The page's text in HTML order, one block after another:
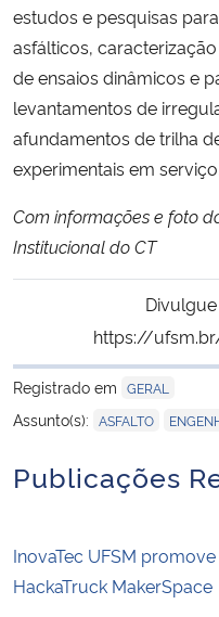
estudos e pesquisas
asfálticos,
de ensaios dinâmicos e
levantamentos de
afundamentos de trilha
experimentais em serviço.
Com informações e foto
Institucional do CT
https://
Registrado em GERAL
Assunto(s): ASFALTO
Publicações
InovaTec UFSM
HackaTruck MakerSpace